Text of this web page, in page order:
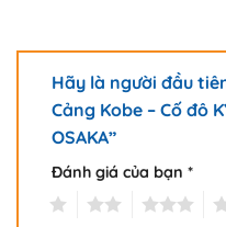
Hãy là người đầu
Cảng Kobe – Cố đô
OSAKA”
Đánh giá của bạn *